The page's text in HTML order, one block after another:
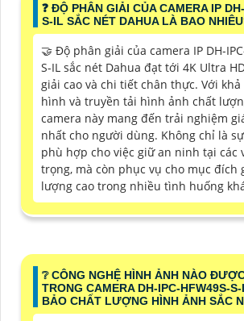
❓ ĐỘ PHÂN GIẢI CỦA CAMERA IP
S-IL SẮC NÉT DAHUA LÀ BAO
🤝 Độ phân giải của camera IP DH-
S-IL sắc nét Dahua đạt tới 4K Ultra
giải cao và chi tiết chân thực. Với
hình và truyền tải hình ảnh chất
camera này mang đến trải nghiệm
nhất cho người dùng. Không chỉ là
phù hợp cho việc giữ an ninh tại các
trọng, mà còn phục vụ cho mục đích
lượng cao trong nhiều tình huống
❔ CÔNG NGHỆ HÌNH ẢNH NÀO
TRONG CAMERA DH-IPC-HFW49S-
BẢO CHẤT LƯỢNG HÌNH ẢNH SẮC